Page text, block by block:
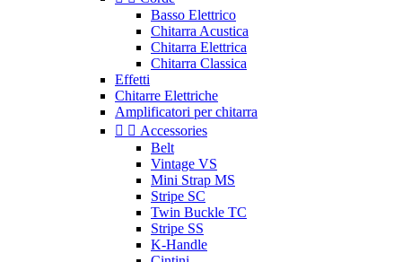
Basso Elettrico
Chitarra Acustica
Chitarra Elettrica
Chitarra Classica
Effetti
Chitarre Elettriche
Amplificatori per chitarra
  Accessories
Belt
Vintage VS
Mini Strap MS
Stripe SC
Twin Buckle TC
Stripe SS
K-Handle